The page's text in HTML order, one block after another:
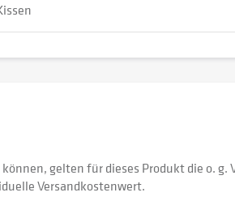
gelten für dieses Produkt die o.
Versandkostenwert.